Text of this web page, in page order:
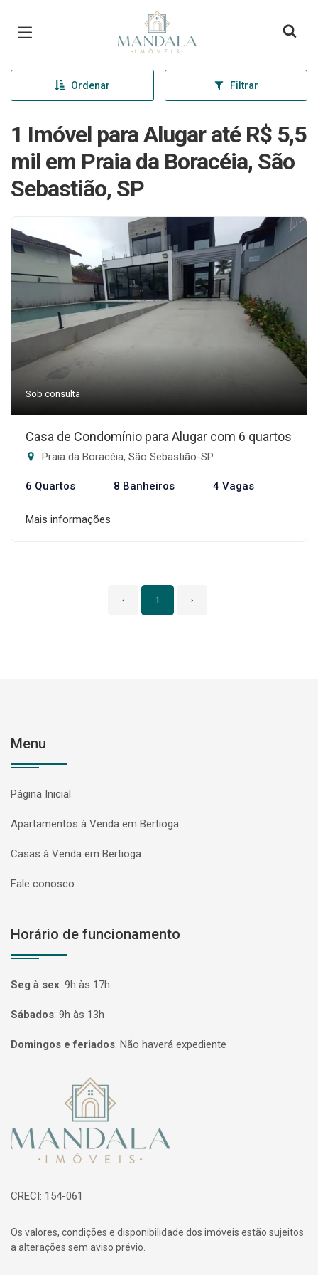
Página inicial
Ordenar Filtrar
1 Imóvel para Alugar até R$ 5,5
mil em Praia da Boracéia, São
Sebastião, SP
Sob consulta
Casa de Condomínio para Alugar com 6 quartos
Praia da Boracéia, São Sebastião-SP
6 Quartos 8 Banheiros 4 Vagas
Mais informações
‹ 1 ›
Menu
Página Inicial
Apartamentos à Venda em Bertioga
Casas à Venda em Bertioga
Fale conosco
Horário de funcionamento
Seg à sex: 9h às 17h
Sábados: 9h às 13h
Domingos e feriados: Não haverá expediente
Página inicial
CRECI: 154-061
Os valores, condições e disponibilidade dos imóveis estão sujeitos
a alterações sem aviso prévio.